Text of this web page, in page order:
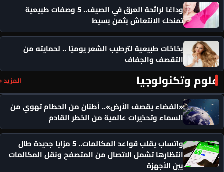
وداعًا لرائحة العرق في الصيف.. 5 وصفات طبيعية
تمنحك الانتعاش بثمن بسيط
بخاخات طبيعية لترطيب الشعر يوميًا .. لحمايته من
التقصف والجفاف
علوم وتكنولوجيا المزيد ‹
«الفضاء يقصف الأرض».. أطنان من الحطام تهوي من
السماء وتحذيرات عالمية من الخطر القادم
واتساب يقلب قواعد المكالمات.. 5 مزايا جديدة طال
انتظارها تشمل الاتصال من المتصفح ونقل المكالمات
بين الأجهزة